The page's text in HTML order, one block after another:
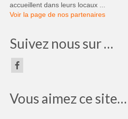
accueillent dans leurs locaux ...
Voir la page de nos partenaires
Suivez nous sur …
Vous aimez ce site…